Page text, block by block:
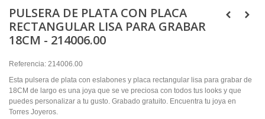
PULSERA DE PLATA CON PLACA
RECTANGULAR LISA PARA GRABAR
18CM - 214006.00
Referencia: 214006.00
Esta pulsera de plata con eslabones y placa rectangular lisa para grabar de
18CM de largo es una joya que se ve preciosa con todos tus looks y que
puedes personalizar a tu gusto. Grabado gratuito. Encuentra tu joya en
Torres Joyeros.